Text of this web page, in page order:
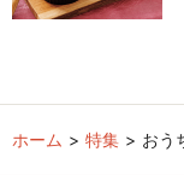
ホーム 特集 おう